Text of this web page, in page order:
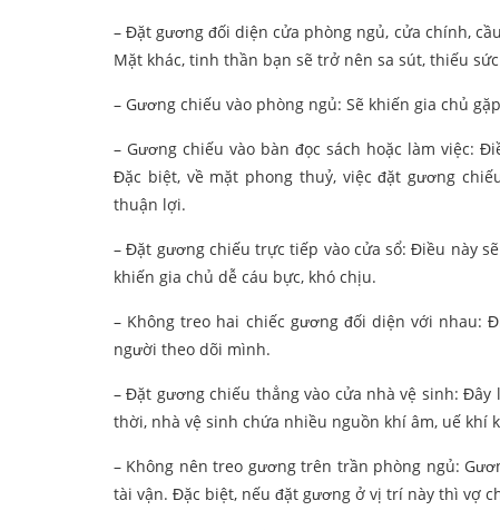
– Đặt gương đối diện cửa phòng ngủ, cửa chính,
Mặt khác, tinh thần bạn sẽ trở nên sa sút, thiếu
– Gương chiếu vào phòng ngủ: Sẽ khiến gia chủ
– Gương chiếu vào bàn đọc sách hoặc làm việc:
Đặc biệt, về mặt phong thuỷ, việc đặt gương
thuận lợi.
– Đặt gương chiếu trực tiếp vào cửa sổ: Điều này
khiến gia chủ dễ cáu bực, khó chịu.
– Không treo hai chiếc gương đối diện với nhau:
người theo dõi mình.
– Đặt gương chiếu thẳng vào cửa nhà vệ sinh:
thời, nhà vệ sinh chứa nhiều nguồn khí âm, uế khí
– Không nên treo gương trên trần phòng ngủ:
tài vận. Đặc biệt, nếu đặt gương ở vị trí này thì vợ